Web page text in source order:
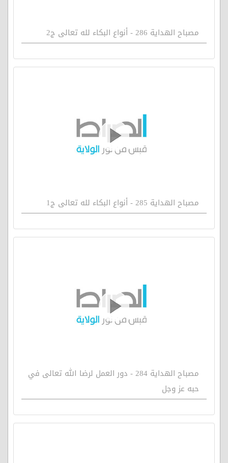
مصباح الهداية 286 - أنواع البكاء لله تعالى ج2
مصباح الهداية 285 - أنواع البكاء لله تعالى ج1
مصباح الهداية 284 - دور العمل لرضا الله تعالى في
حبه عز وجل